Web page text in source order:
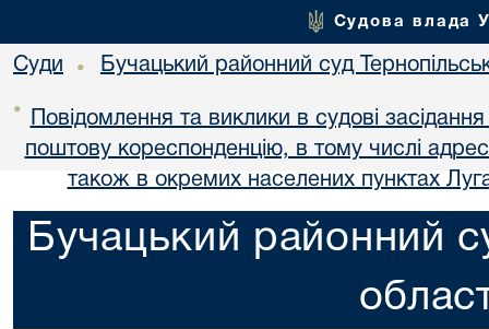
Судова влада
Суди • Бучацький районний суд
•
Повідомлення та виклики в судові
поштову кореспонденцію, в тому числі
також в окремих населених пунктах
Бучацький районний